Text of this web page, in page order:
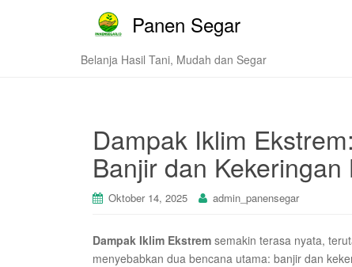
Panen Segar
Belanja Hasil Tani, Mudah dan Segar
Dampak Iklim
Banjir dan Kekeringan
Oktober 14, 2025 admin_panensegar
Dampak Iklim Ekstrem semakin terasa nyata,
menyebabkan dua bencana utama: banjir dan